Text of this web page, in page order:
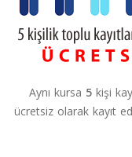
Aynı kursa 5kişi
ücretsiz olarak kayıt